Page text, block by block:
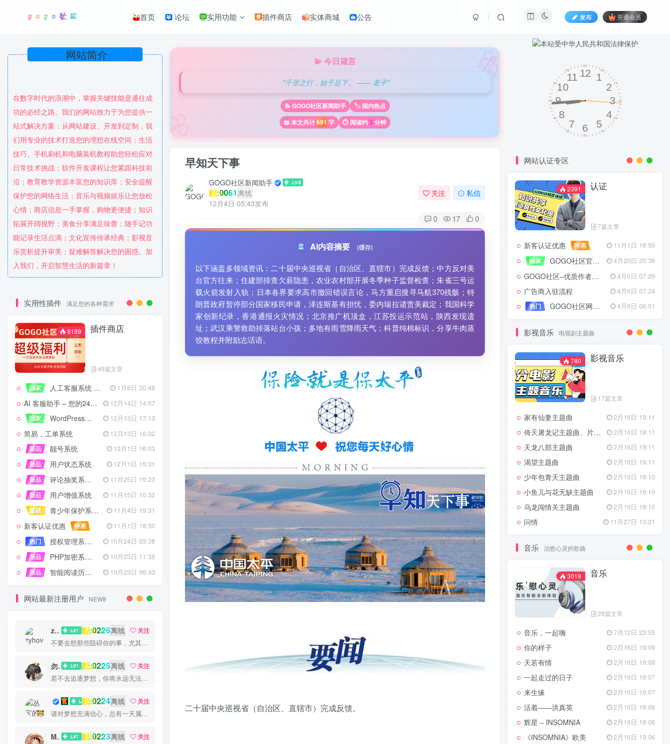
首页 论坛 实用功能 插件商店 实体商城 公告 发布 开通会员
在数字时代的浪潮中，掌握关键技能是通往成
功的必经之路。我们的网站致力于为您提供一
站式解决方案：从网站建设、开发到定制，我
们用专业的技术打造您的理想在线空间；生活
技巧、手机刷机和电脑装机教程助您轻松应对
日常技术挑战；软件开发课程让您紧跟科技前
沿；教育教学资源丰富您的知识库；安全提醒
保护您的网络生活；音乐与视频娱乐让您放松
心情；商店信息一手掌握，购物更便捷；知识
拓展开阔视野；美食分享满足味蕾；随手记功
能记录生活点滴；文化宣传传承经典；影视音
乐赏析提升审美；疑难解答解决您的困惑。加
入我们，开启智慧生活的新篇章！
实用性插件 满足您的各种需求
8189 插件商店
49篇文章
独家 人工客服系统 技术开发文档 1月6日 20:48
AI 客服助手 – 您的24/7智能客服专家
12月14日 14:57
独家
WordPress设备管理器插件 – 专业版 12月13日 17:13
简易，工单系统
12月13日 16:02
新品
靓号系统
12月1日 16:03
新品
用户状态系统
12月1日 15:31
新品
评论抽奖系统 – 完整功能详解
11月25日 19:23
新品
用户增值系统
11月15日 10:32
重磅
青少年保护系统 专为子比主题开发 11月4日 19:31
新客认证优惠 特惠
11月1日 18:50
热门
授权管理系统子比主题专版
10月24日 03:38
新品
PHP加密系统专业版
10月23日 11:35
新品
智能阅读历史系统 10月23日 06:43
网站最新注册用户 NEW8
zyhove 靓:0226离线
关注
不要去想那些阻碍你的事，尤其是那些自己想象出来的事
勿听 靓:0225离线
关注
若不去追逐梦想，你将永远无法抓住梦想
丛宝 靓:0224离线
关注
请对梦想充满信心，总有一天属于你的彩虹会在天空微笑
MS-康娃 靓:0223离线
关注
🎀
🌸
💫 今日箴言
"千里之行，始于足下。 —— 老子"
📝 GOGO社区新闻助手
🏷️ 国内热点
📖 本文共计691 字 ⏱️ 阅读约3 分钟
早知天下事
GOGO社区新闻助手
靓:0061 离线
12月4日 05:43发布
关注 私信
0 17 0
AI内容摘要 (缓存)
以下涵盖多领域资讯：二十届中央巡视省（自治区、直辖市）完成反馈；中方反对美
台官方往来；住建部排查欠薪隐患，农业农村部开展冬季种子监督检查；朱雀三号运
载火箭发射入轨；日本各界要求高市撤回错误言论，马方重启搜寻马航370残骸；特
朗普政府暂停部分国家移民申请，泽连斯基有担忧，委内瑞拉谴责美裁定；我国科学
家创新纪录，香港通报火灾情况；北京推广机顶盒，江苏投运示范站，陕西发现遗
址；武汉乘警救助掉落站台小孩；多地有雨雪降雨天气；科普纯棉标识，分享牛肉蒸
饺教程并附励志话语。
二十届中央巡视省（自治区、直辖市）完成反馈。
网站认证专区
2391 认证
7篇文章
新客认证优惠 特惠
11月1日 18:50
独家
GOGO社区官方成员认证 4月20日 20:36
GOGO社区–优质作者认证 4月6日 07:29
广告商入驻流程
4月6日 07:24
热门
GOGO社区网站搭建(自助服务) 4月6日 06:51
影视音乐 电视剧主题曲
780 影视音乐
17篇文章
家有仙妻主题曲 2月16日 19:11
倚天屠龙记主题曲、片头曲 2月16日 19:11
天龙八部主题曲 2月16日 19:11
渴望主题曲 2月16日 19:11
少年包青天主题曲 2月16日 19:10
小鱼儿与花无缺主题曲 2月16日 19:10
乌龙闯情关主题曲 2月16日 19:10
问情 11月27日 13:21
音乐 治愈心灵的歌曲
3018 音乐
28篇文章
音乐，一起嗨 7月12日 23:55
你的样子 2月16日 19:09
天若有情 2月16日 19:09
一起走过的日子 2月16日 19:07
来生缘 2月16日 19:07
活着——洪真英 2月16日 19:06
辉星 – INSOMNIA 2月16日 19:06
《INSOMNIA》欧美 2月16日 19:06